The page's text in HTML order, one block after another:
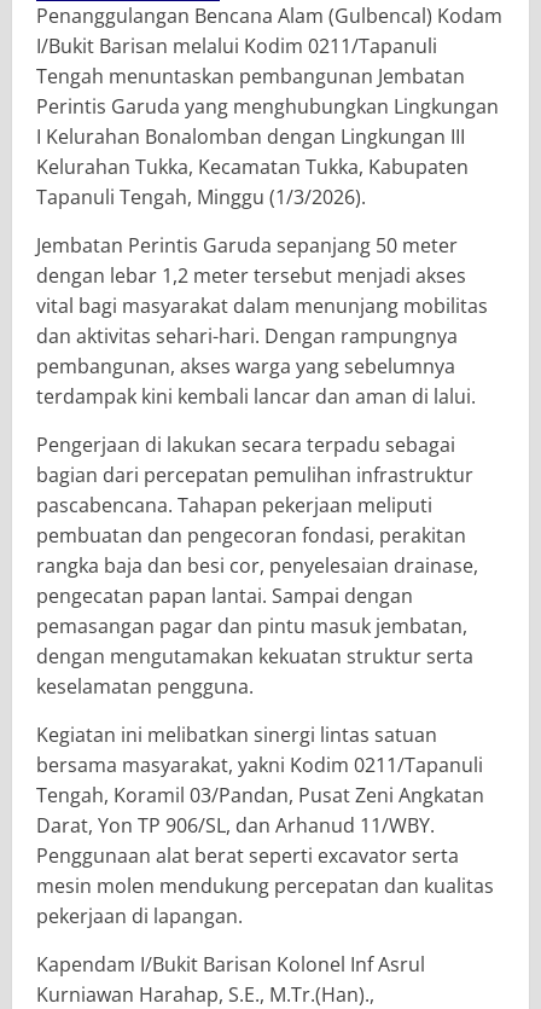
Penanggulangan Bencana Alam (Gulbencal) Kodam
I/Bukit Barisan melalui Kodim 0211/Tapanuli
Tengah menuntaskan pembangunan Jembatan
Perintis Garuda yang menghubungkan Lingkungan
I Kelurahan Bonalomban dengan Lingkungan III
Kelurahan Tukka, Kecamatan Tukka, Kabupaten
Tapanuli Tengah, Minggu (1/3/2026).
Jembatan Perintis Garuda sepanjang 50 meter
dengan lebar 1,2 meter tersebut menjadi akses
vital bagi masyarakat dalam menunjang mobilitas
dan aktivitas sehari-hari. Dengan rampungnya
pembangunan, akses warga yang sebelumnya
terdampak kini kembali lancar dan aman di lalui.
Pengerjaan di lakukan secara terpadu sebagai
bagian dari percepatan pemulihan infrastruktur
pascabencana. Tahapan pekerjaan meliputi
pembuatan dan pengecoran fondasi, perakitan
rangka baja dan besi cor, penyelesaian drainase,
pengecatan papan lantai. Sampai dengan
pemasangan pagar dan pintu masuk jembatan,
dengan mengutamakan kekuatan struktur serta
keselamatan pengguna.
Kegiatan ini melibatkan sinergi lintas satuan
bersama masyarakat, yakni Kodim 0211/Tapanuli
Tengah, Koramil 03/Pandan, Pusat Zeni Angkatan
Darat, Yon TP 906/SL, dan Arhanud 11/WBY.
Penggunaan alat berat seperti excavator serta
mesin molen mendukung percepatan dan kualitas
pekerjaan di lapangan.
Kapendam I/Bukit Barisan Kolonel Inf Asrul
Kurniawan Harahap, S.E., M.Tr.(Han).,